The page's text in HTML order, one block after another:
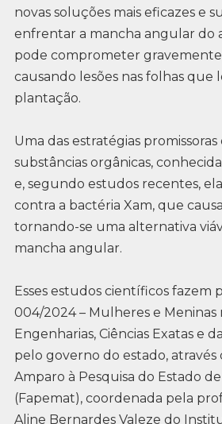
novas soluções mais eficazes e
enfrentar a mancha angular do
pode comprometer
causando lesões nas folhas que
plantação.
Uma das estratégias
substâncias orgânicas,
e, segundo estudos recentes,
contra a bactéria Xam, que
tornando-se uma alternativa
mancha angular.
Esses estudos científicos fazem
004/2024 – Mulheres e Meninas
Engenharias, Ciências Exatas e
pelo governo do estado, através
Amparo à Pesquisa do Estado
(Fapemat), coordenada pela
Aline Bernardes Valeze do